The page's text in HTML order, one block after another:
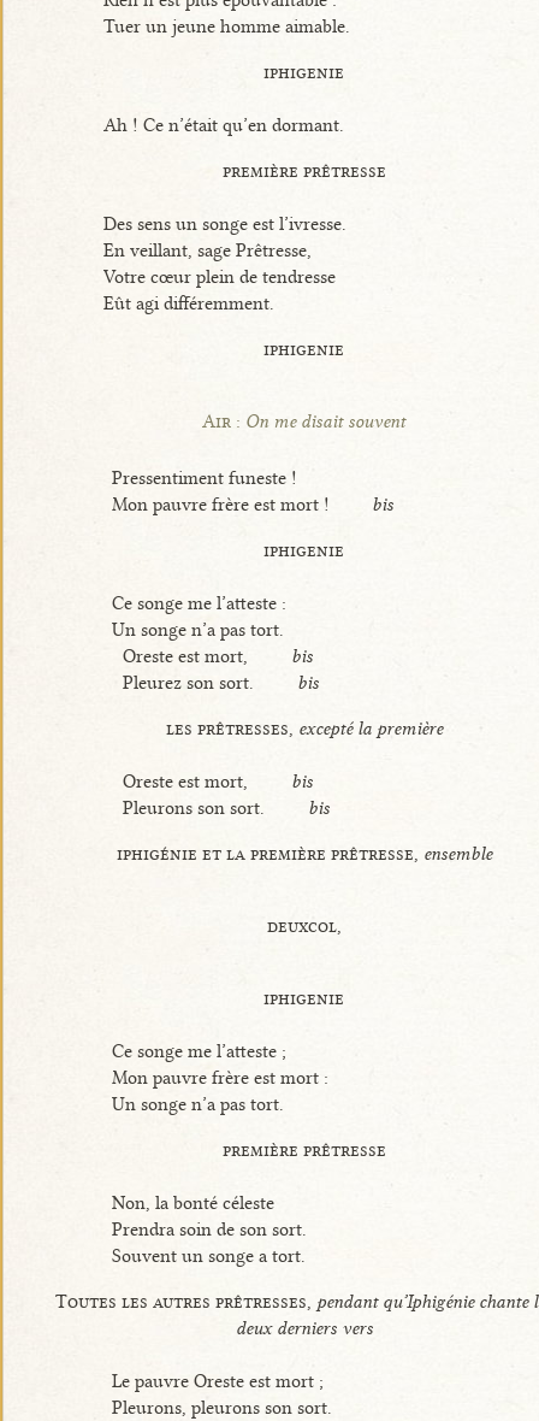
Tuer un jeune homme aimable.
iphigenie
Ah ! Ce n’était qu’en dormant.
première prêtresse
Des sens un songe est l’ivresse.
En veillant, sage Prêtresse,
Votre cœur plein de tendresse
Eût agi différemment.
iphigenie
Air : On me disait souvent
Pressentiment funeste !
Mon pauvre frère est mort !
bis
iphigenie
Ce songe me l’atteste :
Un songe n’a pas tort.
Oreste est mort,
bis
Pleurez son sort.
bis
les prêtresses, excepté la première
Oreste est mort,
bis
Pleurons son sort.
bis
iphigénie et la première prêtresse, ensemble
deuxcol,
iphigenie
Ce songe me l’atteste ;
Mon pauvre frère est mort :
Un songe n’a pas tort.
première prêtresse
Non, la bonté céleste
Prendra soin de son sort.
Souvent un songe a tort.
Toutes les autres prêtresses, pendant qu’Iphigénie chante
deux derniers vers
Le pauvre Oreste est mort ;
Pleurons, pleurons son sort.